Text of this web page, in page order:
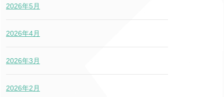
2026年5月
2026年4月
2026年3月
2026年2月